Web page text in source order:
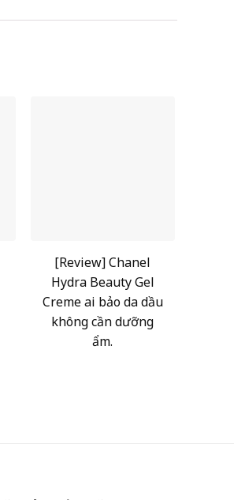
[Review] Chanel
Hydra Beauty Gel
Creme ai bảo da dầu
không cần dưỡng
ẩm.